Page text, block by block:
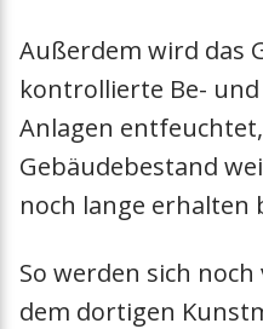
Außerdem wird das
kontrollierte Be-
Anlagen
Gebäudebestand
noch lange erhalten
So werden sich
dem dortigen